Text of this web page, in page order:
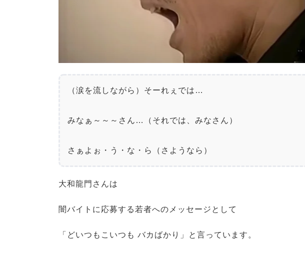
（涙を流しながら）そーれぇでは…
みなぁ～～～さん…（それでは、みなさん）
さぁよぉ・う・な・ら（さようなら）
大和龍門さんは
闇バイトに応募する若者へのメッセージとして
「どいつもこいつも バカばかり」と言っています。